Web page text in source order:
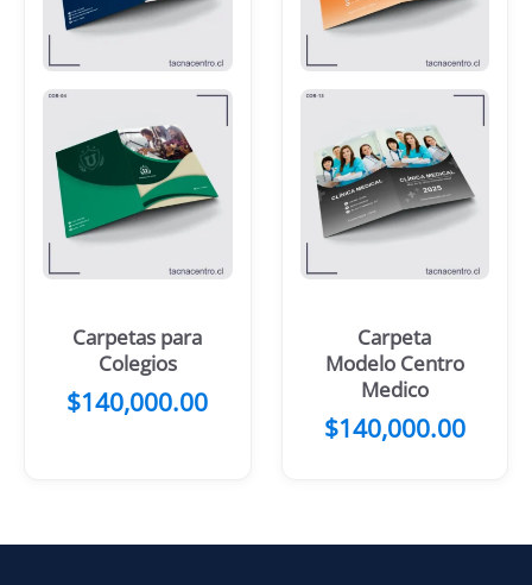
Carpetas para
Colegios
$140,000.00
Carpeta
Modelo Centro
Medico
$140,000.00